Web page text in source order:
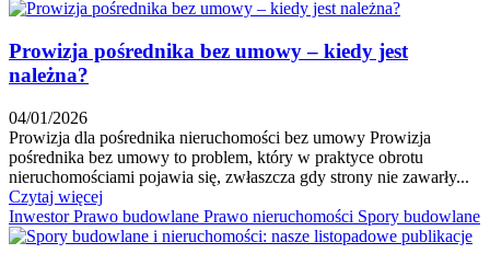
Prowizja pośrednika bez umowy – kiedy jest
należna?
04/01/2026
Prowizja dla pośrednika nieruchomości bez umowy Prowizja
pośrednika bez umowy to problem, który w praktyce obrotu
nieruchomościami pojawia się, zwłaszcza gdy strony nie zawarły...
Czytaj więcej
InwestorPrawo budowlane Prawo nieruchomości Spory budowlane